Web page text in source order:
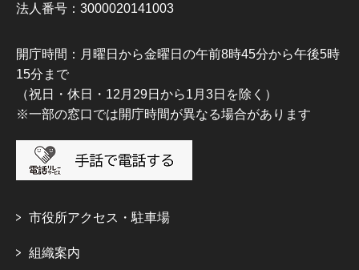
法人番号：3000020141003
開庁時間：月曜日から金曜日の午前8時45分から午後5時
15分まで
（祝日・休日・12月29日から1月3日を除く）
※一部の窓口では開庁時間が異なる場合があります
市役所アクセス・駐車場
組織案内